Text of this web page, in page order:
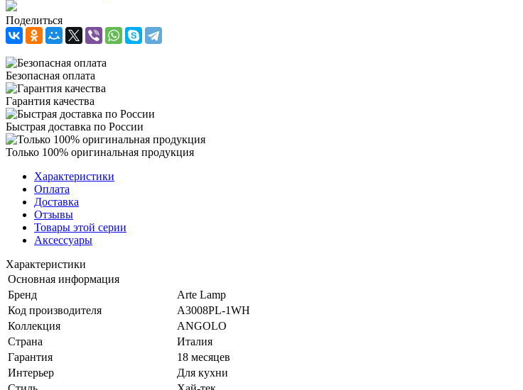
Поделиться
Безопасная оплата
Гарантия качества
Быстрая доставка по России
Только 100% оригинальная продукция
Характеристики
Оплата
Доставка
Отзывы
Товары этой серии
Аксессуары
Характеристики
Основная информация
Бренд
Arte Lamp
Код производителя
A3008PL-1WH
Коллекция
ANGOLO
Страна
Италия
Гарантия
18 месяцев
Интерьер
Для кухни